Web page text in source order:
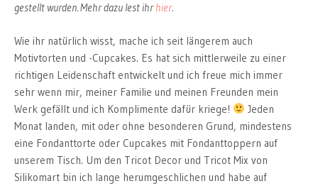
gestellt wurden. Mehr dazu lest ihrhier.
Wie ihr natürlich wisst, mache ich seit längerem auch
Motivtorten und -Cupcakes. Es hat sich mittlerweile zu einer
richtigen Leidenschaft entwickelt und ich freue mich immer
sehr wenn mir, meiner Familie und meinen Freunden mein
Werk gefällt und ich Komplimente dafür kriege!
Jeden
Monat landen, mit oder ohne besonderen Grund, mindestens
eine Fondanttorte oder Cupcakes mit Fondanttoppern auf
unserem Tisch. Um den Tricot Decor und Tricot Mix von
Silikomart bin ich lange herumgeschlichen und habe auf